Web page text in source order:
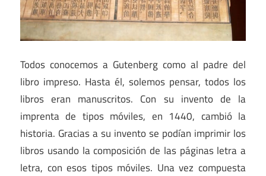
Todos conocemos a Gutenberg como al padre del
libro impreso. Hasta él, solemos pensar, todos los
libros eran manuscritos. Con su invento de la
imprenta de tipos móviles, en 1440, cambió la
historia. Gracias a su invento se podían imprimir los
libros usando la composición de las páginas letra a
letra, con esos tipos móviles. Una vez compuesta